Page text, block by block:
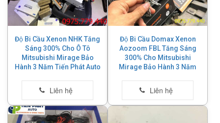
Độ Bi Cầu Xenon NHK Tăng
Sáng 300% Cho Ô Tô
Mitsubishi Mirage Bảo
Hành 3 Năm Tiến Phát Auto
Độ Bi Cầu Domax Xenon
Aozoom FBL Tăng Sáng
300% Cho Mitsubishi
Mirage Bảo Hành 3 Năm